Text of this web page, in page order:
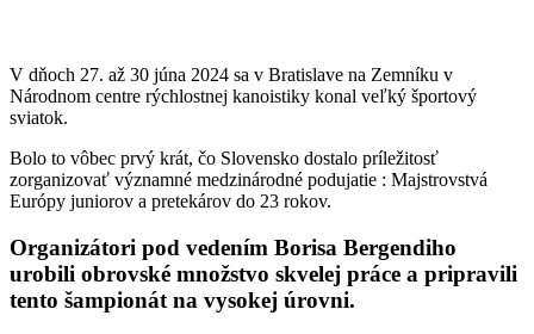
V dňoch 27. až 30 júna 2024 sa v Bratislave na Zemníku v
Národnom centre rýchlostnej kanoistiky konal veľký športový
sviatok.
Bolo to vôbec prvý krát, čo Slovensko dostalo príležitosť
zorganizovať významné medzinárodné podujatie : Majstrovstvá
Európy juniorov a pretekárov do 23 rokov.
Organizátori pod vedením Borisa Bergendiho
urobili obrovské množstvo skvelej práce a pripravili
tento šampionát na vysokej úrovni.